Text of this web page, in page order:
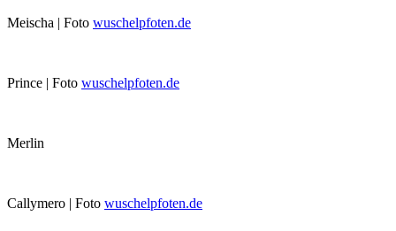
Meischa | Foto wuschelpfoten.de
Prince | Foto wuschelpfoten.de
Merlin
Callymero | Foto wuschelpfoten.de